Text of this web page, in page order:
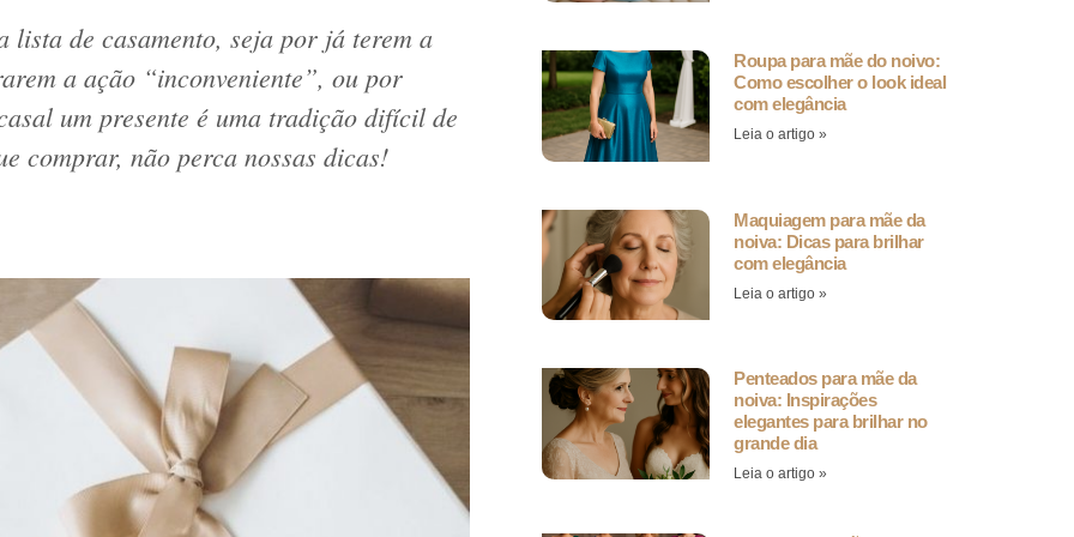
de casamento, seja por já terem a
a ação “inconveniente”, ou por
um presente é uma tradição difícil de
comprar, não perca nossas dicas!
Roupa para mãe do noivo:
Como escolher o look ideal
com elegância
Leia o artigo »
Maquiagem para mãe da
noiva: Dicas para brilhar
com elegância
Leia o artigo »
Penteados para mãe da
noiva: Inspirações
elegantes para brilhar no
grande dia
Leia o artigo »